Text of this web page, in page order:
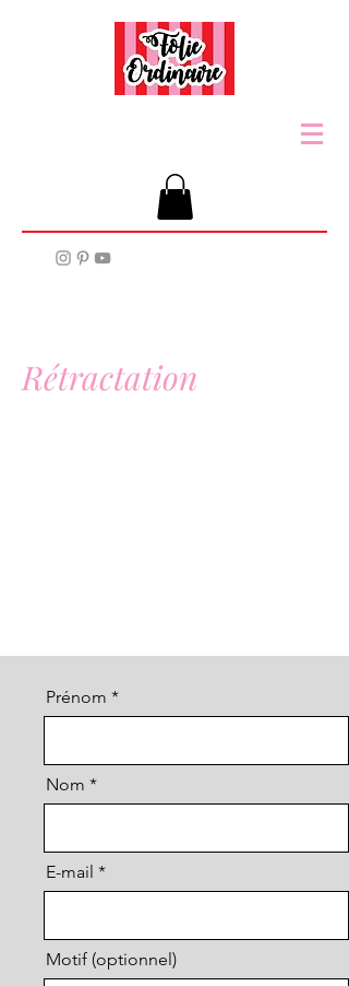
Rétractation
Prénom
Nom
E-mail
Motif (optionnel)